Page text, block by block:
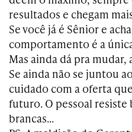
resultados e chegam
Se você já é Sênior e
comportamento é a
Mas ainda dá pra mudar,
Se ainda não se juntou
cuidado com a oferta
futuro. O pessoal resiste
brancas…